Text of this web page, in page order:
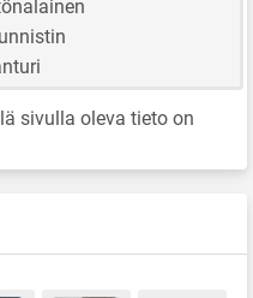
sivulla oleva tieto on